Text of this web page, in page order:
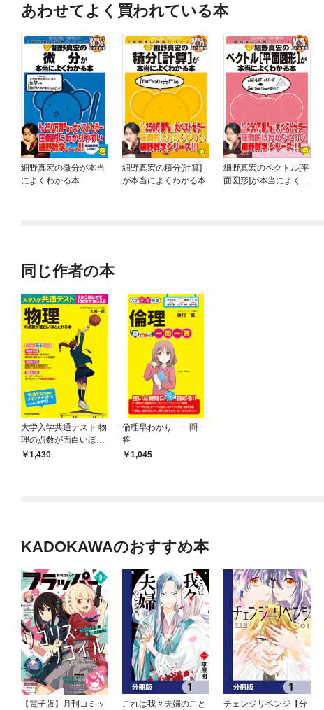
あわせてよく買われている本
細野真宏の微分が本当
によくわかる本
細野真宏の積分[計算]
が本当によくわかる本
細野真宏のベクトル[平
面図形]が本当によくわ
同じ作者の本
大学入学共通テスト 物
理の点数が面白いほど
とれる本
1,430
倫理早わかり 一問一
答
1,045
KADOKAWAのおすすめ本
【電子版】月刊コミッ
これは我々夫婦のこと
チェンジリベンジ【分